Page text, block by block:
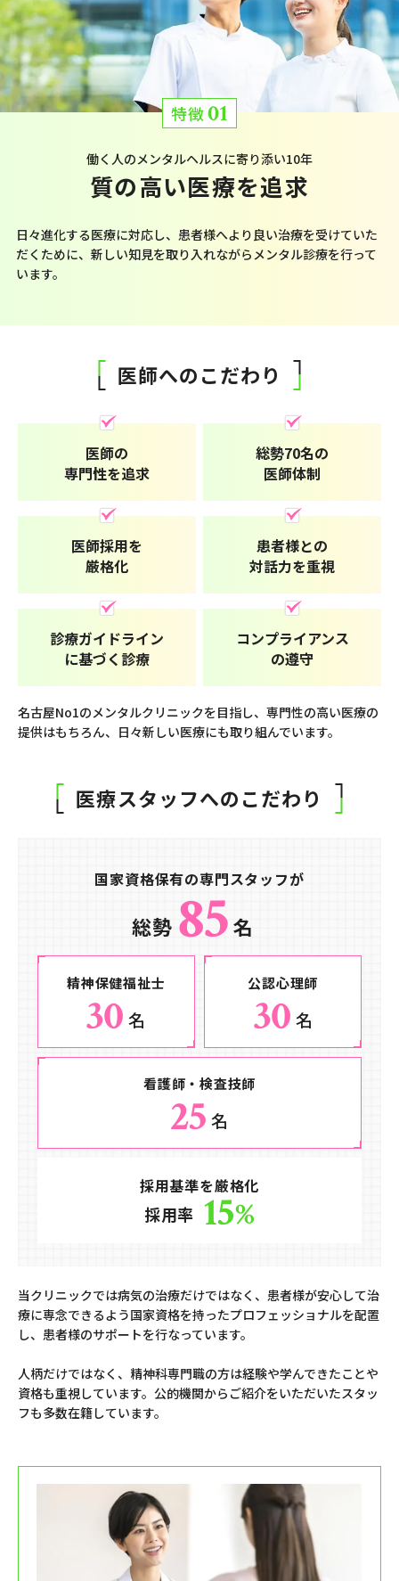
特徴01
働く人のメンタルヘルスに寄り添い10年
質の高い医療を追求
日々進化する医療に対応し、患者様へより良い治療を受けていた
だくために、新しい知見を取り入れながらメンタル診療を行って
います。
医師へのこだわり
医師の
専門性を追求
総勢70名の
医師体制
医師採用を
厳格化
患者様との
対話力を重視
診療ガイドライン
に基づく診療
コンプライアンス
の遵守
名古屋No1のメンタルクリニックを目指し、 専門性の高い医療の
提供はもちろん、日々新しい医療にも取り組んでいます。
医療スタッフへのこだわり
国家資格保有の専門スタッフが
総勢 85名
精神保健福祉士
30 名
公認心理師
30 名
看護師・検査技師
25 名
採用基準を厳格化
採用率 15%
当クリニックでは病気の治療だけではなく、 患者様が安心して治
療に専念できるよう国家資格を持ったプロフェッショナルを配置
し、 患者様のサポートを行なっています。
人柄だけではなく、精神科専門職の方は経験や学んできたことや
資格も重視しています。 公的機関からご紹介をいただいたスタッ
フも多数在籍しています。